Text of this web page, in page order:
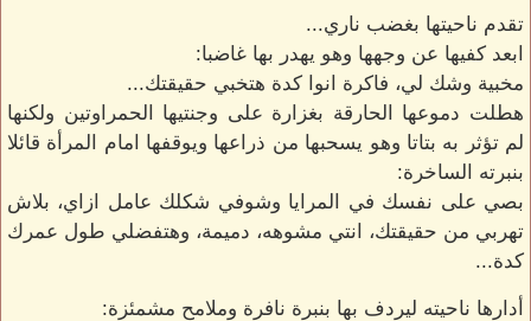
تقدم ناحيتها بغضب ناري...
ابعد كفيها عن وجهها وهو يهدر بها غاضبا:
مخبية وشك لي، فاكرة انوا كدة هتخبي حقيقتك...
هطلت دموعها الحارقة بغزارة على وجنتيها الحمراوتين ولكنها
لم تؤثر به بتاتا وهو يسحبها من ذراعها ويوقفها امام المرأة قائلا
بنبرته الساخرة:
بصي على نفسك في المرايا وشوفي شكلك عامل ازاي، بلاش
تهربي من حقيقتك، انتي مشوهه، دميمة، وهتفضلي طول عمرك
كدة...
أدارها ناحيته ليردف بها بنبرة نافرة وملامح مشمئزة: